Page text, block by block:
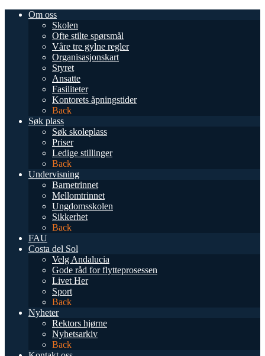
Om oss
Skolen
Ofte stilte spørsmål
Våre tre gylne regler
Organisasjonskart
Styret
Ansatte
Fasiliteter
Kontorets åpningstider
Back
Søk plass
Søk skoleplass
Priser
Ledige stillinger
Back
Undervisning
Barnetrinnet
Mellomtrinnet
Ungdomsskolen
Sikkerhet
Back
FAU
Costa del Sol
Velg Andalucia
Gode råd for flytteprosessen
Livet Her
Sport
Back
Nyheter
Rektors hjørne
Nyhetsarkiv
Back